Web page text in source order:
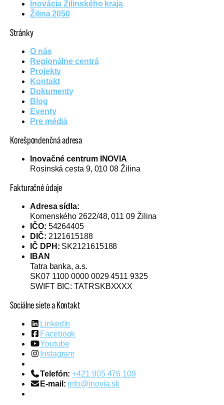
Inovácia Žilinského kraja
Žilina 2050
Stránky
O nás
Regionálne centrá
Projekty
Kontakt
Dokumenty
Blog
Eventy
Pre médiá
Korešpondenčná adresa
Inovačné centrum INOVIA
Rosinská cesta 9, 010 08 Žilina
Fakturačné údaje
Adresa sídla:
Komenského 2622/48, 011 09 Žilina
IČO: 54264405
DIČ: 2121615188
IČ DPH: SK2121615188
IBAN
Tatra banka, a.s.
SK07 1100 0000 0029 4511 9325
SWIFT BIC: TATRSKBXXXX
Sociálne siete a Kontakt
LinkedIn
Facebook
Youtube
Instagram
Telefón: +421 905 476 109
E-mail: info@inovia.sk